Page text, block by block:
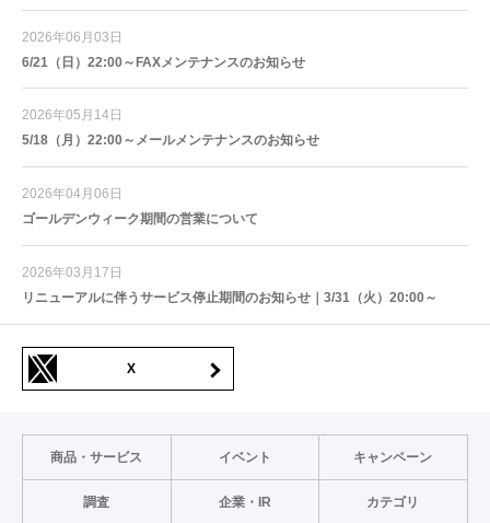
2026年06月03日
6/21（日）22:00～FAXメンテナンスのお知らせ
2026年05月14日
5/18（月）22:00～メールメンテナンスのお知らせ
2026年04月06日
ゴールデンウィーク期間の営業について
2026年03月17日
リニューアルに伴うサービス停止期間のお知らせ｜3/31（火）20:00～
X
商品・サービス イベント キャンペーン
調査 企業・IR カテゴリ